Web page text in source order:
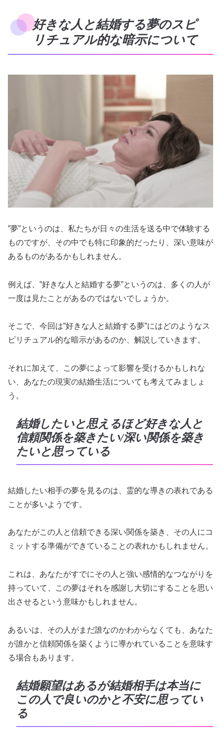
好きな人と結婚する夢のスピ
リチュアル的な暗示について
”夢”というのは、私たちが日々の生活を送る中で体験する
ものですが、その中でも特に印象的だったり、深い意味が
あるものがあるかもしれません。
例えば、”好きな人と結婚する夢”というのは、多くの人が
一度は見たことがあるのではないでしょうか。
そこで、今回は”好きな人と結婚する夢”にはどのようなス
ピリチュアル的な暗示があるのか、解説していきます。
それに加えて、この夢によって影響を受けるかもしれな
い、あなたの現実の結婚生活についても考えてみましょ
う。
結婚したいと思えるほど好きな人と
信頼関係を築きたい/深い関係を築き
たいと思っている
結婚したい相手の夢を見るのは、霊的な導きの表れである
ことが多いようです。
あなたがこの人と信頼できる深い関係を築き、その人にコ
ミットする準備ができていることの表れかもしれません。
これは、あなたがすでにその人と強い感情的なつながりを
持っていて、この夢はそれを感謝し大切にすることを思い
出させるという意味かもしれません。
あるいは、その人がまだ誰なのかわからなくても、あなた
が誰かと信頼関係を築くように導かれていることを意味す
る場合もあります。
結婚願望はあるが結婚相手は本当に
この人で良いのかと不安に思ってい
る